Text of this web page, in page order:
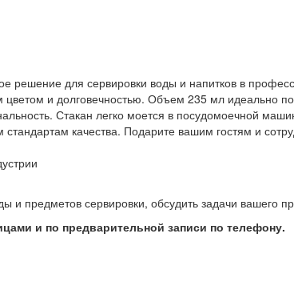
решение для сервировки воды и напитков в
цветом и долговечностью. Объем 235 мл идеально
Стакан легко моется в посудомоечной
стандартам качества. Подарите вашим гостям и
и предметов сервировки, обсудить задачи вашего
и по предварительной записи по телефону.